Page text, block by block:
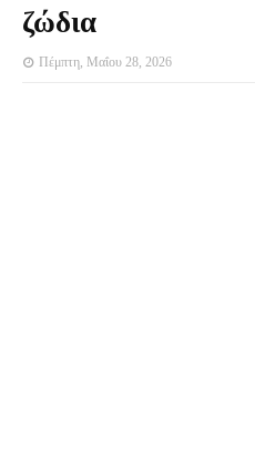
ζώδια
Πέμπτη, Μαΐου 28, 2026